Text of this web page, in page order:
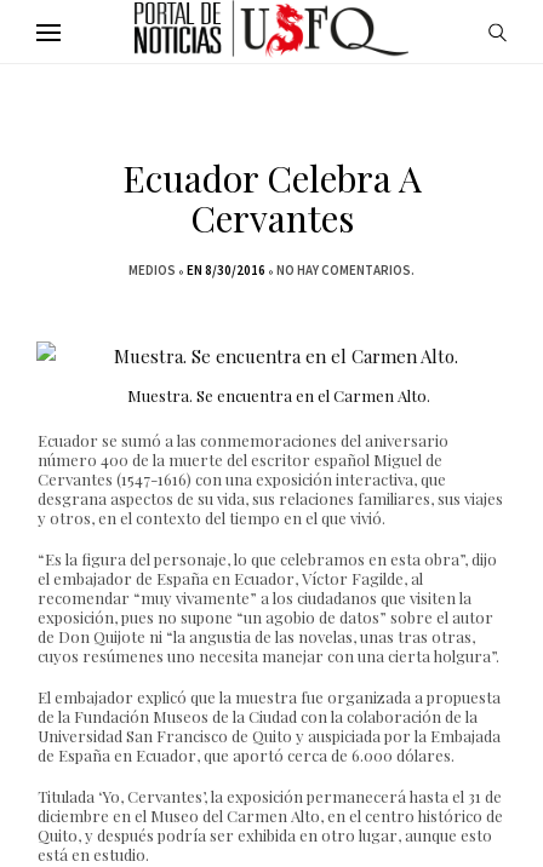
Ecuador Celebra A
Cervantes
MEDIOS EN 8/30/2016 NO HAY COMENTARIOS.
Muestra. Se encuentra en el Carmen Alto.
Ecuador se sumó a las conmemoraciones del aniversario
número 400 de la muerte del escritor español Miguel de
Cervantes (1547-1616) con una exposición interactiva, que
desgrana aspectos de su vida, sus relaciones familiares, sus viajes
y otros, en el contexto del tiempo en el que vivió.
“Es la figura del personaje, lo que celebramos en esta obra”, dijo
el embajador de España en Ecuador, Víctor Fagilde, al
recomendar “muy vivamente” a los ciudadanos que visiten la
exposición, pues no supone “un agobio de datos” sobre el autor
de Don Quijote ni “la angustia de las novelas, unas tras otras,
cuyos resúmenes uno necesita manejar con una cierta holgura”.
El embajador explicó que la muestra fue organizada a propuesta
de la Fundación Museos de la Ciudad con la colaboración de la
Universidad San Francisco de Quito y auspiciada por la Embajada
de España en Ecuador, que aportó cerca de 6.000 dólares.
Titulada ‘Yo, Cervantes’, la exposición permanecerá hasta el 31 de
diciembre en el Museo del Carmen Alto, en el centro histórico de
Quito, y después podría ser exhibida en otro lugar, aunque esto
está en estudio.